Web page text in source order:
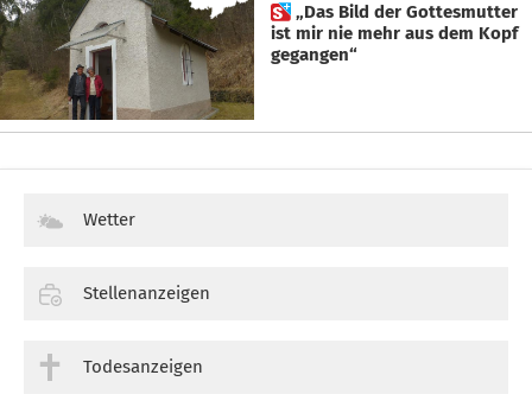
 „Das Bild der Gottesmutter
ist mir nie mehr aus dem Kopf
gegangen“
Wetter
Stellenanzeigen
Todesanzeigen